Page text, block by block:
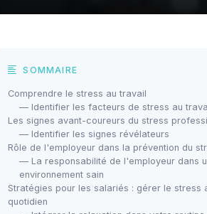
SOMMAIRE
Comprendre le stress au travail
— Identifier les facteurs de stress au
Les signes avant-coureurs du stress
— Identifier les signes révélateurs
Rôle de l'employeur dans la prévention du
— La responsabilité de l'employeur dans
environnement sain
Stratégies pour les salariés : gérer le stress
quotidien